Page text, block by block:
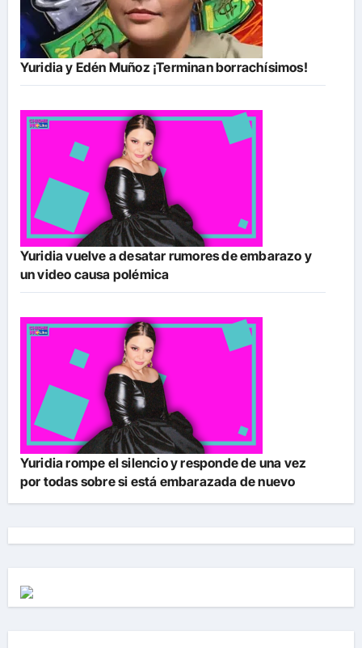
Yuridia y Edén Muñoz ¡Terminan borrachísimos!
Yuridia vuelve a desatar rumores de embarazo y
un video causa polémica
Yuridia rompe el silencio y responde de una vez
por todas sobre si está embarazada de nuevo